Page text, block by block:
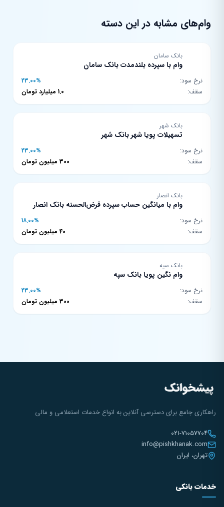
وام‌های مشابه در این دسته
بانک سامان
وام با سپرده بلندمدت بانک سامان
نرخ سود:
23.00%
سقف:
1.0 میلیارد تومان
بانک شهر
تسهیلات پویا شهر بانک شهر
نرخ سود:
23.00%
سقف:
300 میلیون تومان
بانک انصار
وام با میانگین حساب سپرده قرض‌الحسنه بانک انصار
نرخ سود:
18.00%
سقف:
40 میلیون تومان
بانک سپه
وام نگین پویا بانک سپه
نرخ سود:
23.00%
سقف:
300 میلیون تومان
راهکاری جامع برای دسترسی آنلاین به انواع خدمات استعلامی و مالی
۰۲۱-۷۱۰۵۷۷۰۴
info@pishkhanak.com
تهران، ایران
خدمات بانکی